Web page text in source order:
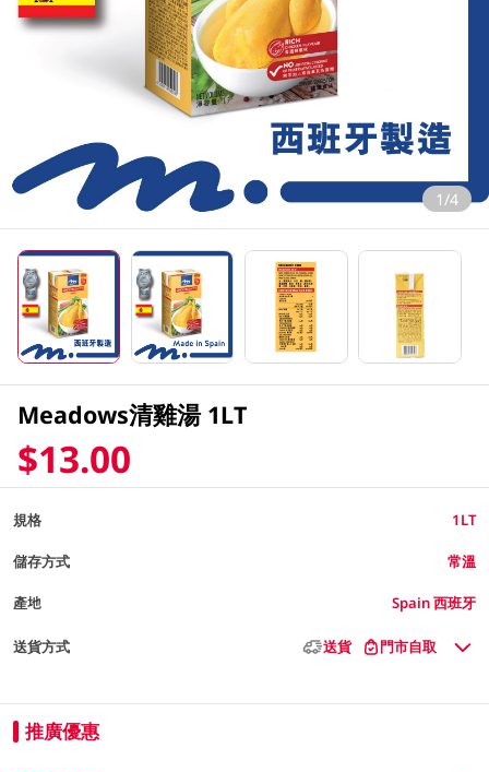
1/4
Meadows清雞湯 1LT
$13.00
規格 1LT
儲存方式 常溫
產地 Spain 西班牙
送貨方式 送貨 門市自取
推廣優惠